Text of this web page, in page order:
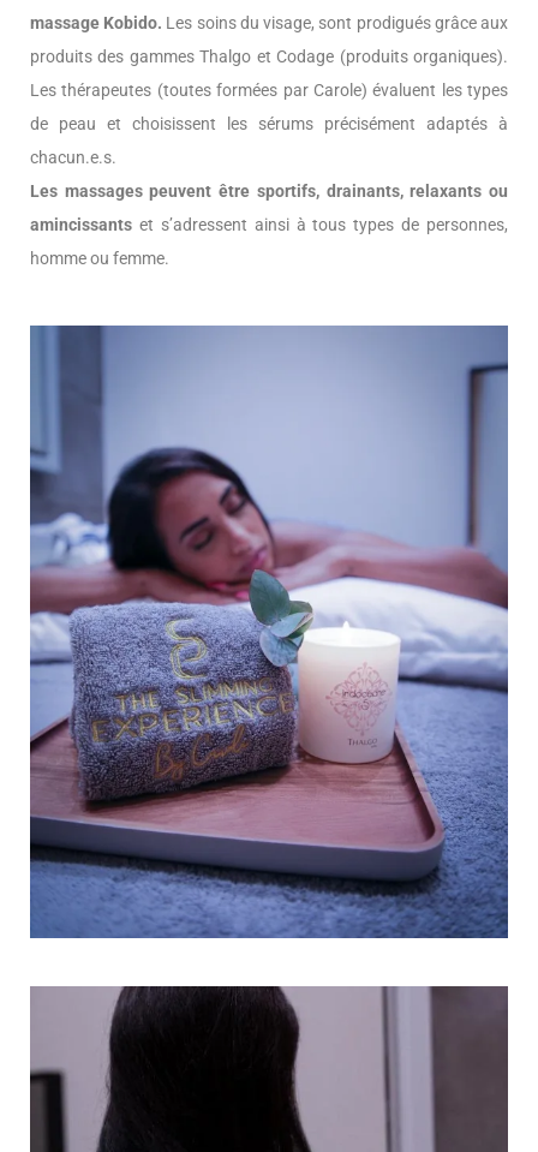
massage Kobido. Les soins du visage, sont prodigués grâce aux
produits des gammes Thalgo et Codage (produits organiques).
Les thérapeutes (toutes formées par Carole) évaluent les types
de peau et choisissent les sérums précisément adaptés à
chacun.e.s.
Les massages peuvent être sportifs, drainants, relaxants ou
amincissants et s’adressent ainsi à tous types de personnes,
homme ou femme.